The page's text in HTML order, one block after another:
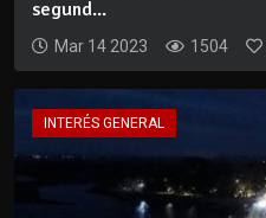
segund...
Mar 14 2023 1504
INTERÉS GENERAL